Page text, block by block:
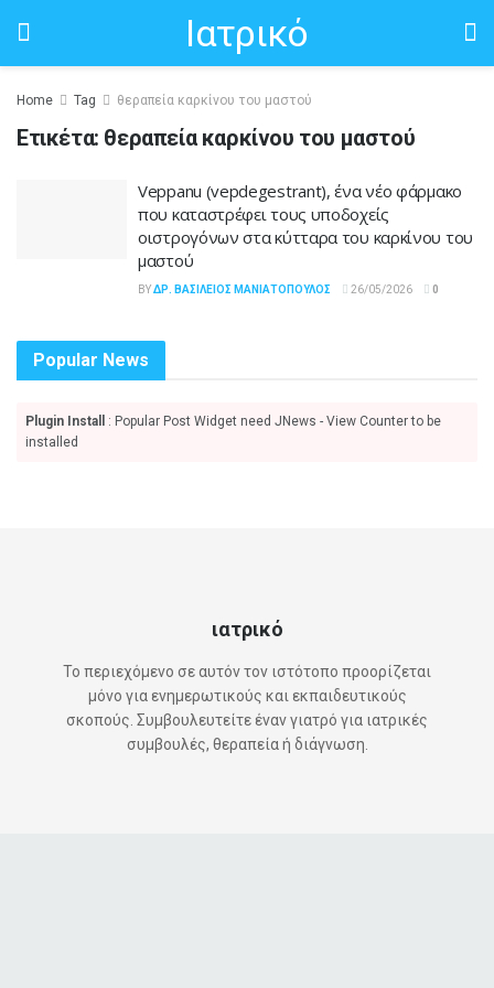
Ιατρικό
Home Tag θεραπεία καρκίνου του μαστού
Ετικέτα: θεραπεία καρκίνου του μαστού
Veppanu (vepdegestrant), ένα νέο φάρμακο
που καταστρέφει τους υποδοχείς
οιστρογόνων στα κύτταρα του καρκίνου του
μαστού
BYΔΡ. ΒΑΣΊΛΕΙΟΣ ΜΑΝΙΑΤΌΠΟΥΛΟΣ 26/05/2026 0
Popular News
Plugin Install
: Popular Post Widget need JNews - View Counter to be
installed
ιατρικό
Το περιεχόμενο σε αυτόν τον ιστότοπο προορίζεται
μόνο για ενημερωτικούς και εκπαιδευτικούς
σκοπούς. Συμβουλευτείτε έναν γιατρό για ιατρικές
συμβουλές, θεραπεία ή διάγνωση.